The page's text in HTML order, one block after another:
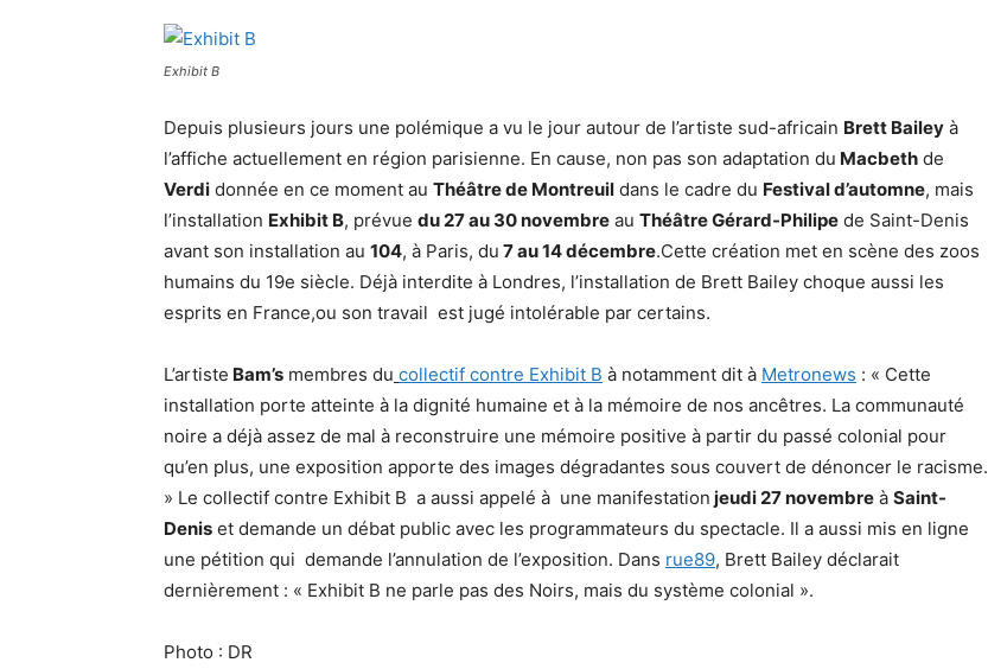
Exhibit B
Depuis plusieurs jours une polémique a vu le jour autour de l’artiste sud-africain Brett Bailey à
l’affiche actuellement en région parisienne. En cause, non pas son adaptation du Macbeth de
Verdi donnée en ce moment au Théâtre de Montreuil dans le cadre du Festival d’automne, mais
l’installation Exhibit B, prévue du 27 au 30 novembre au Théâtre Gérard-Philipe de Saint-Denis
avant son installation au 104, à Paris, du 7 au 14 décembre.Cette création met en scène des zoos
humains du 19e siècle. Déjà interdite à Londres, l’installation de Brett Bailey choque aussi les
esprits en France,ou son travail est jugé intolérable par certains.
L’artiste Bam’s membres du collectif contre Exhibit B à notamment dit à Metronews : « Cette
installation porte atteinte à la dignité humaine et à la mémoire de nos ancêtres. La communauté
noire a déjà assez de mal à reconstruire une mémoire positive à partir du passé colonial pour
qu’en plus, une exposition apporte des images dégradantes sous couvert de dénoncer le racisme.
» Le collectif contre Exhibit B a aussi appelé à une manifestation jeudi 27 novembre à Saint-
Denis et demande un débat public avec les programmateurs du spectacle. Il a aussi mis en ligne
une pétition qui demande l’annulation de l’exposition. Dans rue89, Brett Bailey déclarait
dernièrement : « Exhibit B ne parle pas des Noirs, mais du système colonial ».
Photo : DR